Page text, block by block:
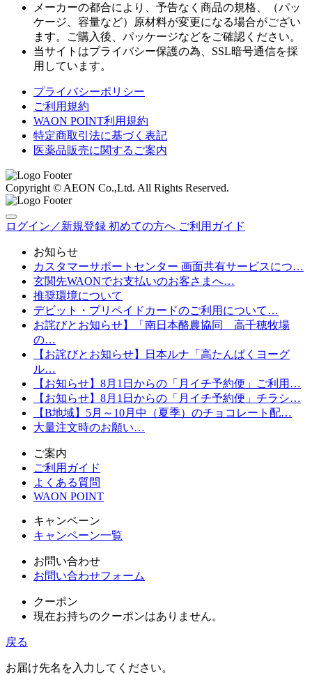
メーカーの都合により、予告なく商品の規格、（パッ
ケージ、容量など）原材料が変更になる場合がござい
ます。ご購入後、パッケージなどをご確認ください。
当サイトはプライバシー保護の為、SSL暗号通信を採
用しています。
プライバシーポリシー
ご利用規約
WAON POINT利用規約
特定商取引法に基づく表記
医薬品販売に関するご案内
Copyright © AEON Co.,Ltd. All Rights Reserved.
ログイン／新規登録 初めての方へ ご利用ガイド
お知らせ
カスタマーサポートセンター 画面共有サービスにつ…
玄関先WAONでお支払いのお客さまへ…
推奨環境について
デビット・プリペイドカードのご利用について…
お詫びとお知らせ】「南日本酪農協同 高千穂牧場
の…
【お詫びとお知らせ】日本ルナ「高たんぱくヨーグ
ル…
【お知らせ】8月1日からの「月イチ予約便」ご利用…
【お知らせ】8月1日からの「月イチ予約便」チラシ…
【B地域】5月～10月中（夏季）のチョコレート配…
大量注文時のお願い…
ご案内
ご利用ガイド
よくある質問
WAON POINT
キャンペーン
キャンペーン一覧
お問い合わせ
お問い合わせフォーム
クーポン
現在お持ちのクーポンはありません。
戻る
お届け先名を入力してください。